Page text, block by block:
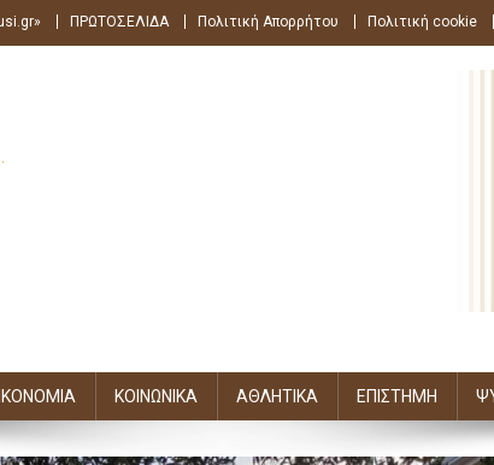
ΠΡΩΤΟΣΕΛΙΔΑ Πολιτική Απορρήτου Πολιτική cookie
ΚΟΙΝΩΝΙΚΑ ΑΘΛΗΤΙΚΑ ΕΠΙΣΤΗΜΗ